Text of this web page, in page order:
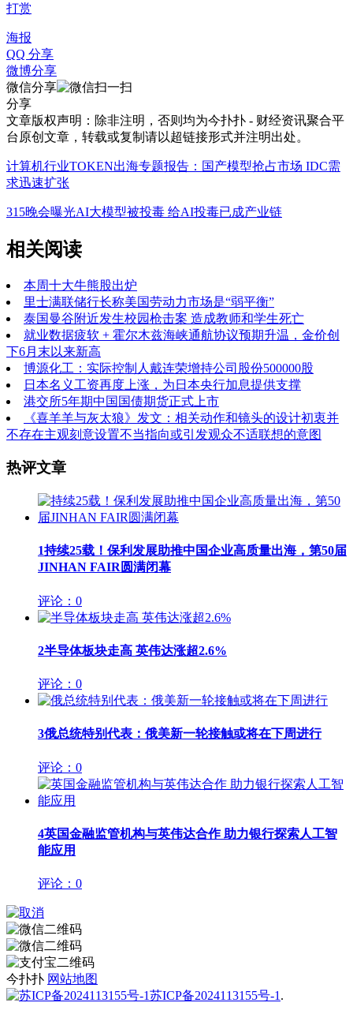
打赏
海报
QQ 分享
微博分享
微信分享
分享
文章版权声明：除非注明，否则均为今扑扑 - 财经资讯聚合平
台 原创文章，转载或复制请以超链接形式并注明出处。
计算机行业TOKEN出海专题报告：国产模型抢占市场 IDC需
求迅速扩张
315晚会曝光AI大模型被投毒 给AI投毒已成产业链
相关阅读
本周十大牛熊股出炉
里士满联储行长称美国劳动力市场是“弱平衡”
泰国曼谷附近发生校园枪击案 造成教师和学生死亡
就业数据疲软 + 霍尔木兹海峡通航协议预期升温，金价创
下6月末以来新高
博源化工：实际控制人戴连荣增持公司股份500000股
日本名义工资再度上涨，为日本央行加息提供支撑
港交所5年期中国国债期货正式上市
《喜羊羊与灰太狼》发文：相关动作和镜头的设计初衷并
不存在主观刻意设置不当指向或引发观众不适联想的意图
热评文章
1持续25载！保利发展助推中国企业高质量出海，第50届
JINHAN FAIR圆满闭幕
评论：0
2半导体板块走高 英伟达涨超2.6%
评论：0
3俄总统特别代表：俄美新一轮接触或将在下周进行
评论：0
4英国金融监管机构与英伟达合作 助力银行探索人工智
能应用
评论：0
今扑扑 网站地图
苏ICP备2024113155号-1 .